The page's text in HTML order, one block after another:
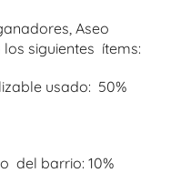
Aseo
siguientes ítems:
usado: 50%
del barrio: 10%